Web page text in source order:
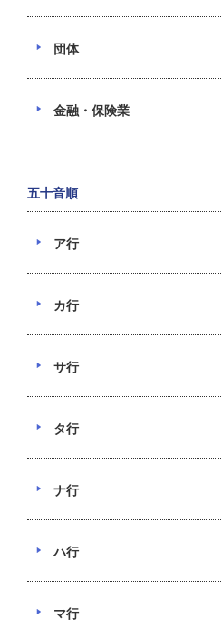
団体
金融・保険業
五十音順
ア行
カ行
サ行
タ行
ナ行
ハ行
マ行